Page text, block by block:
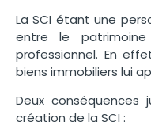
La SCI étant une
entre le
professionnel. En
biens immobiliers lui
Deux
création de la SCI :